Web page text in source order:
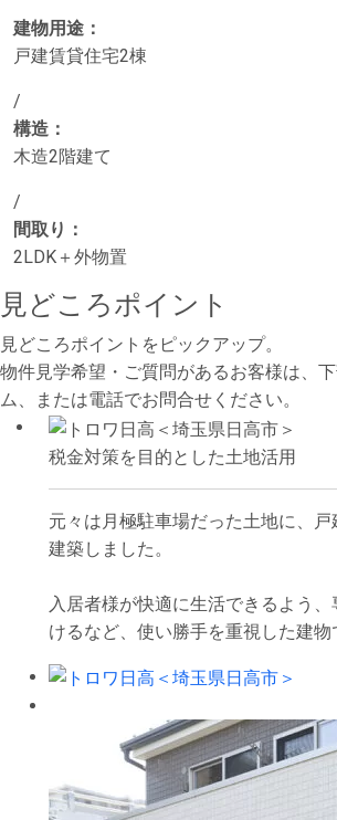
建物用途：
戸建賃貸住宅2棟
/
構造：
木造2階建て
/
間取り：
2LDK＋外物置
見どころポイント
見どころポイントをピックアップ。
物件見学希望・ご質問があるお客様は、
ム、または電話でお問合せください。
税金対策を目的とした土地活用
元々は月極駐車場だった土地に、
建築しました。
入居者様が快適に生活できるよう
けるなど、使い勝手を重視した建物